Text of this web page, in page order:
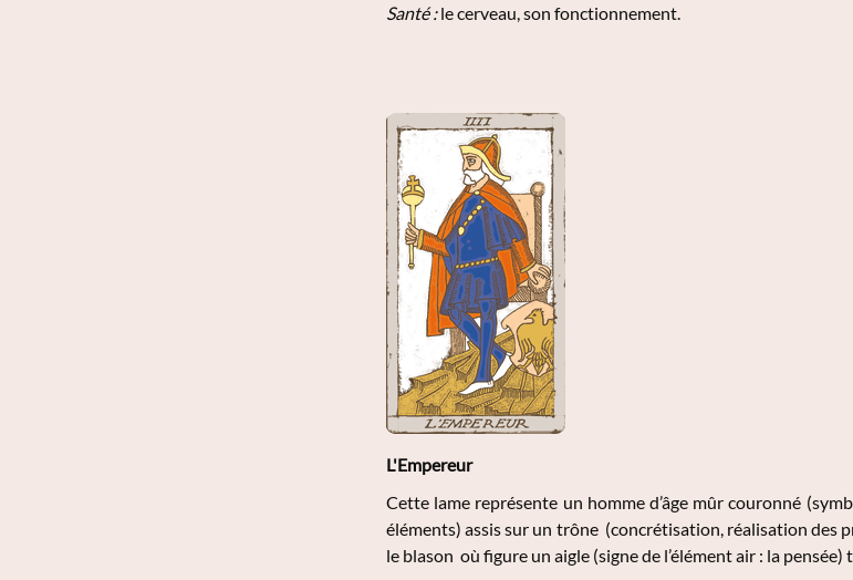
Santé :le cerveau, son fonctionnement.
L'Empereur
Cette lame représente un homme d’âge mûr couronné
éléments) assis sur un trône (concrétisation, réalisation des
le blason où figure un aigle (signe de l’élément air : la